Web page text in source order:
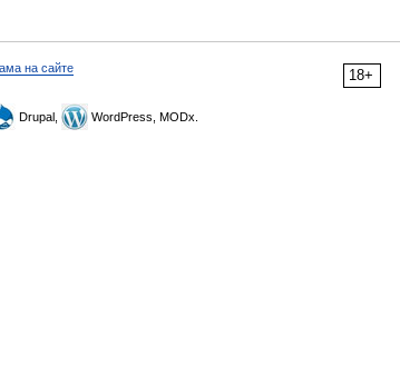
18+
на сайте
Drupal, WordPress, MODx.